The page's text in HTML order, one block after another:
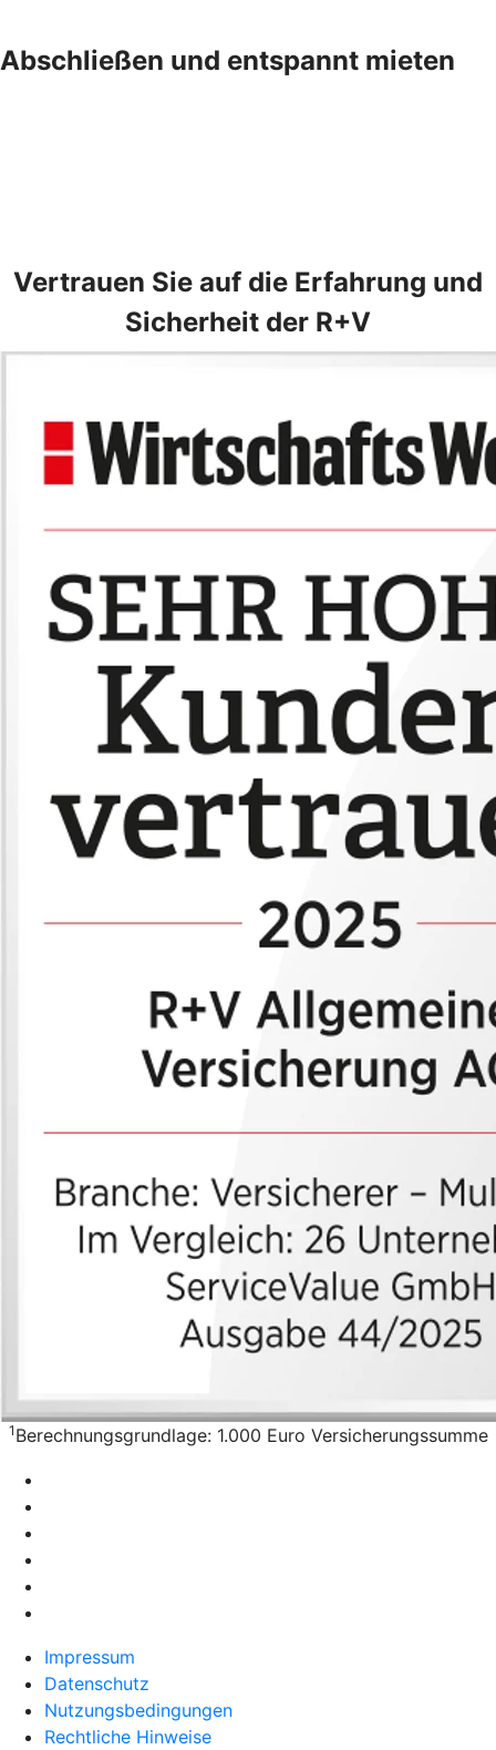
Abschließen und entspannt mieten
Vertrauen Sie auf die Erfahrung und
Sicherheit der R+V
1 Berechnungsgrundlage: 1.000 Euro Versicherungssumme
Impressum
Datenschutz
Nutzungsbedingungen
Rechtliche Hinweise